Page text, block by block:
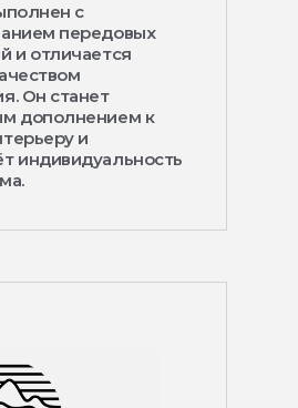
с
передовых
и отличается
Он станет
дополнением к
и
индивидуальность